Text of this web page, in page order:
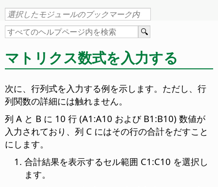
マトリクス数式を入力する
次に、行列式を入力する例を示します。ただし、行
列関数の詳細には触れません。
列 A と B に 10 行 (A1:A10 および B1:B10) 数値が
入力されており、列 C にはその行の合計をだすこと
にします。
合計結果を表示するセル範囲 C1:C10 を選択し
ます。